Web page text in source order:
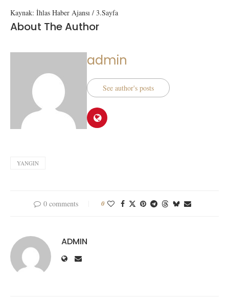
Kaynak: İhlas Haber Ajansı / 3.Sayfa
About The Author
admin
See author's posts
YANGIN
0 comments 0
ADMIN